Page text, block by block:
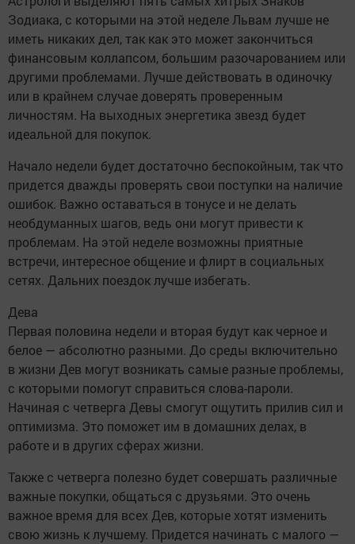
Зодиака, с которыми на этой неделе Львам лучше не
иметь никаких дел, так как это может закончиться
финансовым коллапсом, большим разочарованием или
другими проблемами. Лучше действовать в одиночку
или в крайнем случае доверять проверенным
личностям. На выходных энергетика звезд будет
идеальной для покупок.
Начало недели будет достаточно беспокойным, так что
придется дважды проверять свои поступки на наличие
ошибок. Важно оставаться в тонусе и не делать
необдуманных шагов, ведь они могут привести к
проблемам. На этой неделе возможны приятные
встречи, интересное общение и флирт в социальных
сетях. Дальних поездок лучше избегать.
Дева
Первая половина недели и вторая будут как черное и
белое — абсолютно разными. До среды включительно
в жизни Дев могут возникать самые разные проблемы,
с которыми помогут справиться слова-пароли.
Начиная с четверга Девы смогут ощутить прилив сил и
оптимизма. Это поможет им в домашних делах, в
работе и в других сферах жизни.
Также с четверга полезно будет совершать различные
важные покупки, общаться с друзьями. Это очень
важное время для всех Дев, которые хотят изменить
свою жизнь к лучшему. Придется начинать с малого —